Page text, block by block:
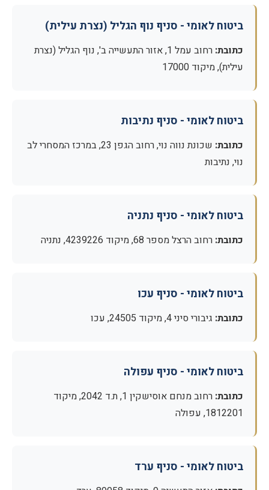
ביטוח לאומי - סניף נוף הגליל (נצרת עילית)
כתובת:
רחוב עמל 1, אזור התעשייה ב', נוף הגליל (נצרת
עילית), מיקוד 17000
ביטוח לאומי - סניף נתיבות
כתובת:
שכונת נווה נוי, רחוב הגפן 23, במרכז המסחרי לב
נוי, נתיבות
ביטוח לאומי - סניף נתניה
כתובת: רחוב הרצל מספר 68, מיקוד 4239226, נתניה
ביטוח לאומי - סניף עכו
כתובת: גיבורי סיני 4, מיקוד 24505, עכו
ביטוח לאומי - סניף עפולה
כתובת:
רחוב מנחם אוסישקין 1, ת.ד 2042, מיקוד
1812201, עפולה
ביטוח לאומי - סניף ערד